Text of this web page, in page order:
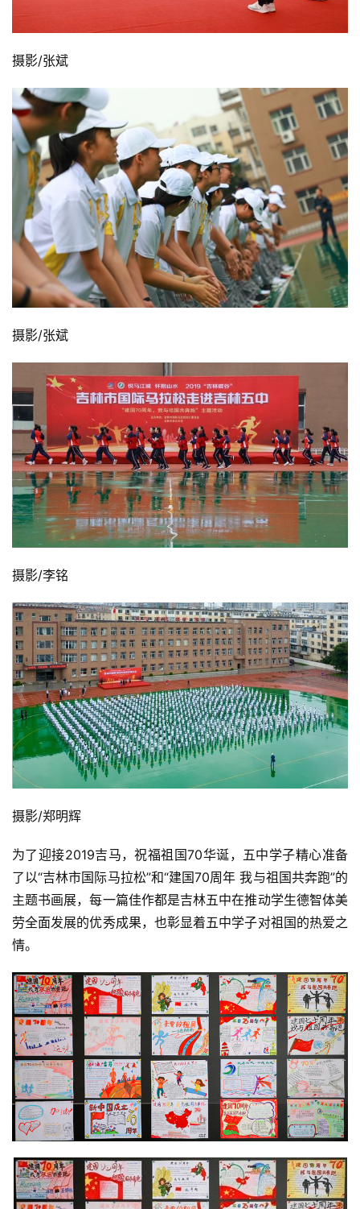
训
练
视
频
用
户
精
选
运
集
摄影/张斌
摄影/张斌
摄影/李铭
摄影/郑明辉
为了迎接2019吉马，祝福祖国70华诞，五中学子精心准备
了以“吉林市国际马拉松”和“建国70周年 我与祖国共奔跑”的
主题书画展，每一篇佳作都是吉林五中在推动学生德智体美
劳全面发展的优秀成果，也彰显着五中学子对祖国的热爱之
情。